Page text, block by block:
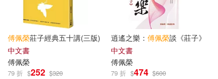
華文出版社(1)
財團法人國語日報社(1)
傅佩榮莊子經典五十講(三版)
中文書
傅佩榮
79 折 $252 $320
逍遙之樂： 傅佩榮談《莊子》
中文書
傅佩榮
79 折 $474 $600